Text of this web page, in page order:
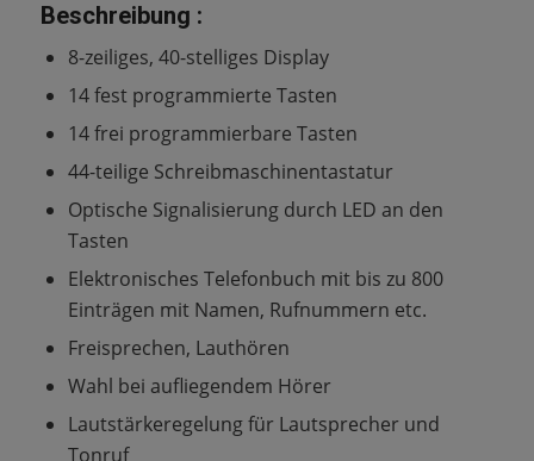
Beschreibung :
8-zeiliges, 40-stelliges Display
14 fest programmierte Tasten
14 frei programmierbare Tasten
44-teilige Schreibmaschinentastatur
Optische Signalisierung durch LED an den
Tasten
Elektronisches Telefonbuch mit bis zu 800
Einträgen mit Namen, Rufnummern etc.
Freisprechen, Lauthören
Wahl bei aufliegendem Hörer
Lautstärkeregelung für Lautsprecher und
Tonruf